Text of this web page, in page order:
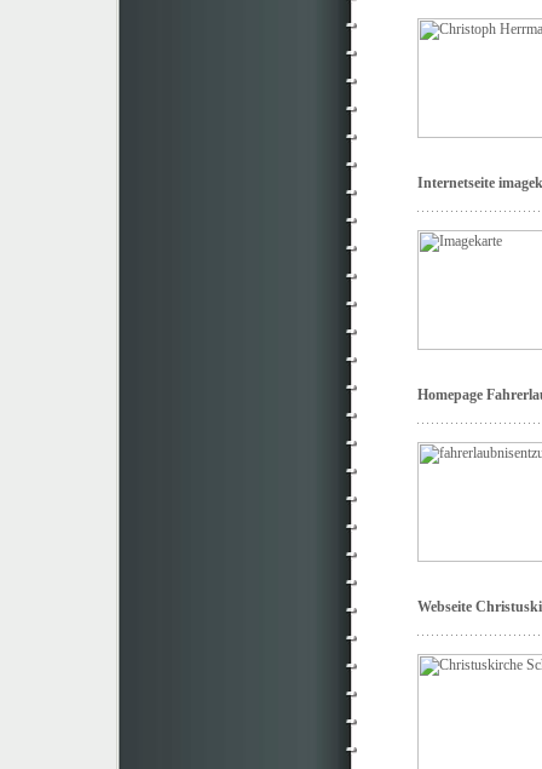
Internetseite
Homepage
Webseite